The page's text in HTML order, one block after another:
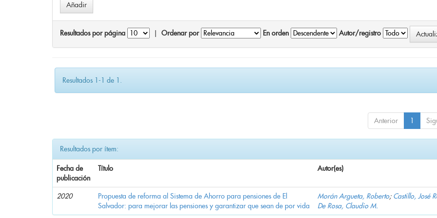
Resultados por página Ordenar por En orden Autor/registro
Resultados 1-1 de 1.
Anterior 1
Resultados por ítem:
Fecha de
publicación
Título Autor(es)
2020
Propuesta de reforma al Sistema de Ahorro para pensiones de El
Salvador: para mejorar las pensiones y garantizar que sean de por vida
Morán Argueta, Roberto; Castillo, José
De Rosa, Claudio M.